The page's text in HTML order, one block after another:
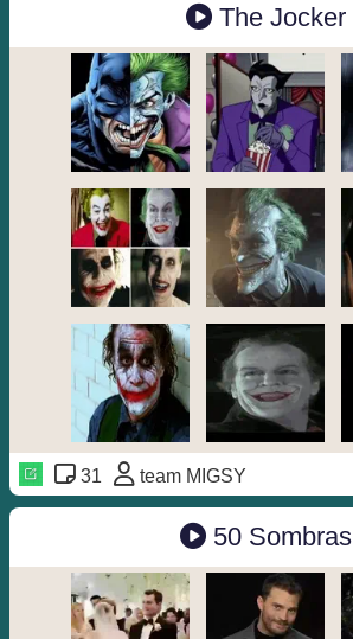
The Jocker
31 team MIGSY
50 Sombras